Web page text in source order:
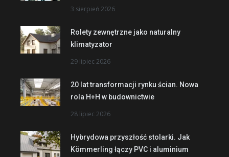
3 sierpień 2026
Rolety zewnętrzne jako naturalny
klimatyzator
29 lipiec 2026
20 lat transformacji rynku ścian. Nowa
rola H+H w budownictwie
28 lipiec 2026
Hybrydowa przyszłość stolarki. Jak
Kömmerling łączy PVC i aluminium